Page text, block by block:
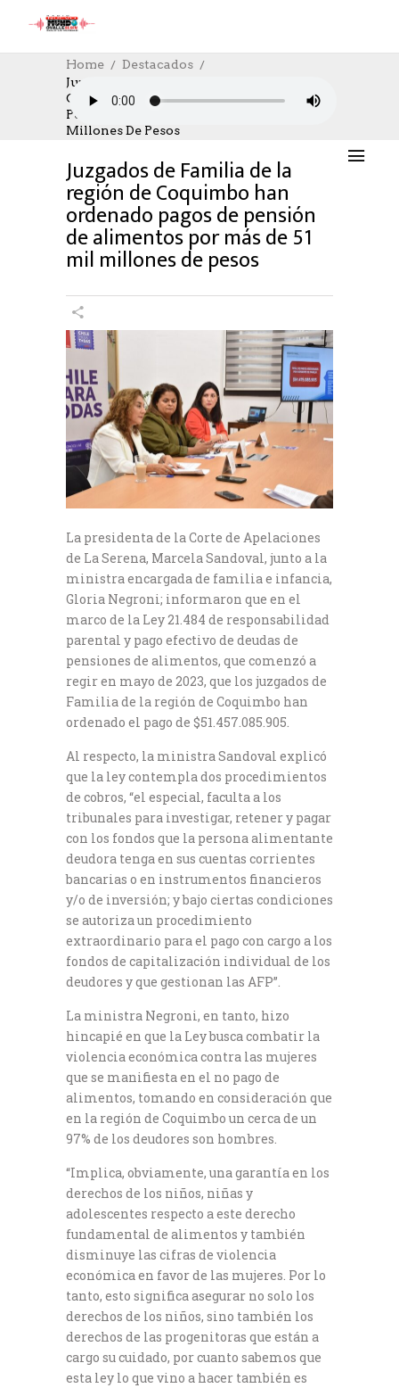
Home
Destacados
Juzgados De Familia De La Región De
Coquimbo Han Ordenado Pagos De
Pensión De Alimentos Por Más De 51 Mil
Millones De Pesos
DESTACADOS SOCIAL
13/03/2025
AUTHOR: HECTOR
0 COMMENTS
Juzgados de Familia de la
región de Coquimbo han
ordenado pagos de pensión
de alimentos por más de 51
mil millones de pesos
La presidenta de la Corte de Apelaciones
de La Serena, Marcela Sandoval, junto a la
ministra encargada de familia e infancia,
Gloria Negroni; informaron que en el
marco de la Ley 21.484 de responsabilidad
parental y pago efectivo de deudas de
pensiones de alimentos, que comenzó a
regir en mayo de 2023, que los juzgados de
Familia de la región de Coquimbo han
ordenado el pago de $51.457.085.905.
Al respecto, la ministra Sandoval explicó
que la ley contempla dos procedimientos
de cobros, “el especial, faculta a los
tribunales para investigar, retener y pagar
con los fondos que la persona alimentante
deudora tenga en sus cuentas corrientes
bancarias o en instrumentos financieros
y/o de inversión; y bajo ciertas condiciones
se autoriza un procedimiento
extraordinario para el pago con cargo a los
fondos de capitalización individual de los
deudores y que gestionan las AFP”.
La ministra Negroni, en tanto, hizo
hincapié en que la Ley busca combatir la
violencia económica contra las mujeres
que se manifiesta en el no pago de
alimentos, tomando en consideración que
en la región de Coquimbo un cerca de un
97% de los deudores son hombres.
“Implica, obviamente, una garantía en los
derechos de los niños, niñas y
adolescentes respecto a este derecho
fundamental de alimentos y también
disminuye las cifras de violencia
económica en favor de las mujeres. Por lo
tanto, esto significa asegurar no solo los
derechos de los niños, sino también los
derechos de las progenitoras que están a
cargo su cuidado, por cuanto sabemos que
esta ley lo que vino a hacer también es